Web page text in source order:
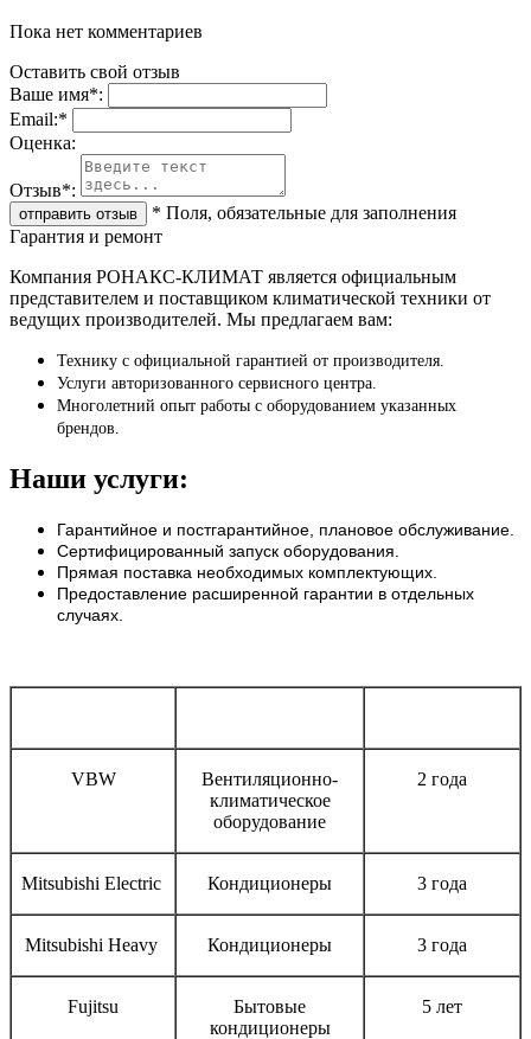
Пока нет комментариев
Оставить свой отзыв
Ваше имя*:
Email:*
Oценка:
Отзыв*:
* Поля, обязательные для заполнения
Гарантия и ремонт
Компания РОНАКС-КЛИМАТ является официальным
представителем и поставщиком климатической техники от
ведущих производителей. Мы предлагаем вам:
Технику с официальной гарантией от производителя.
Услуги авторизованного сервисного центра.
Многолетний опыт работы с оборудованием указанных
брендов.
Наши услуги:
Гарантийное и постгарантийное, плановое обслуживание.
Сертифицированный запуск оборудования.
Прямая поставка необходимых комплектующих.
Предоставление расширенной гарантии в отдельных
случаях.
VBW
Вентиляционно-
климатическое
оборудование
2 года
Mitsubishi Electric Кондиционеры 3 года
Mitsubishi Heavy Кондиционеры 3 года
Fujitsu
Бытовые
кондиционеры
5 лет